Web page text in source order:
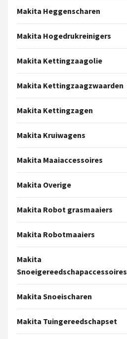
Makita Heggenscharen
Makita Hogedrukreinigers
Makita Kettingzaagolie
Makita Kettingzaagzwaarden
Makita Kettingzagen
Makita Kruiwagens
Makita Maaiaccessoires
Makita Overige
Makita Robot grasmaaiers
Makita Robotmaaiers
Makita
Snoeigereedschapaccessoires
Makita Snoeischaren
Makita Tuingereedschapset